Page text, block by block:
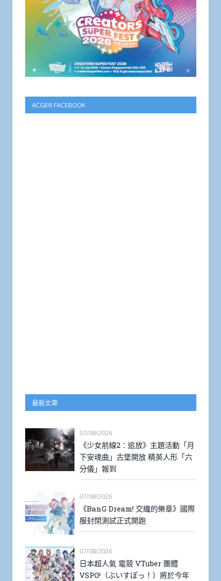
ACGER FACEBOOK
最新文章
07/08/2026
《少女前線2：追放》主題活動「月
下安魂曲」古堡開放 精英人形「六
分儀」報到
07/08/2026
《BanG Dream! 交織的樂章》國際
服封閉測試正式開跑
07/08/2026
日本超人氣 電競 VTuber 團體
VSPO!（ぶいすぽっ！）將於今年